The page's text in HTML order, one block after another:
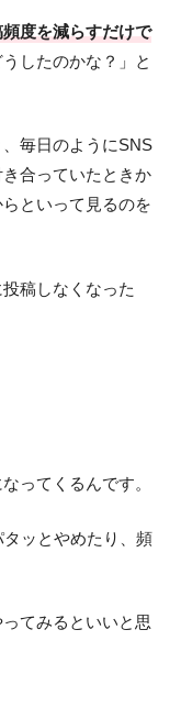
度を減らすだけで
したのかな？」と
毎日のようにSNS
合っていたときか
といって見るのを
稿しなくなった
ってくるんです。
ッとやめたり、頻
てみるといいと思